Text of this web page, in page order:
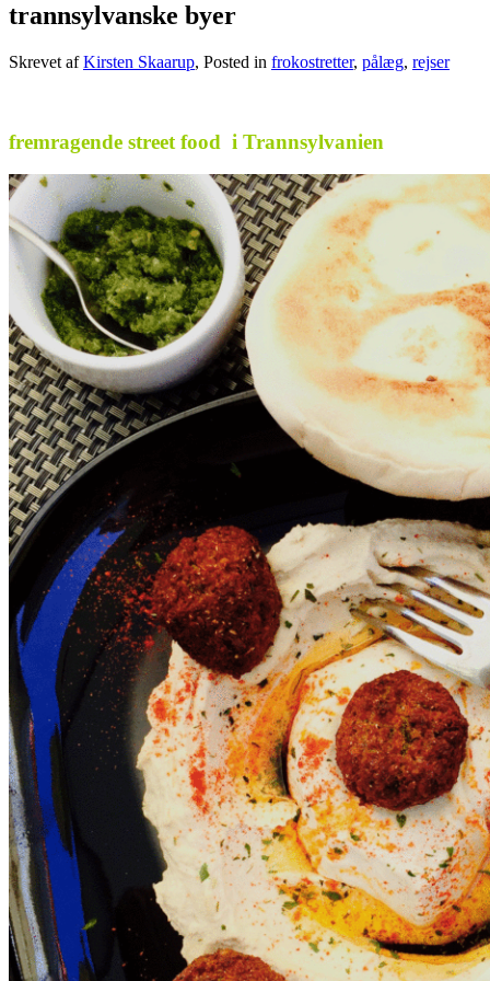
trannsylvanske byer
Skrevet afKirsten Skaarup, Posted in frokostretter, pålæg, rejser
fremragende street food i Trannsylvanien